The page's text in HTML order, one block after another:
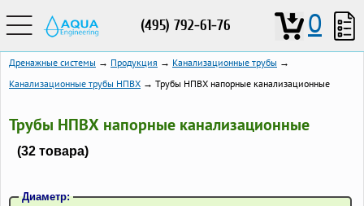
(495) 792-61-76 0
Дренажные системы → Продукция → Канализационные трубы →
Канализационные трубы НПВХ → Трубы НПВХ напорные канализационные
Трубы НПВХ напорные канализационные
(32 товара)
Диаметр: